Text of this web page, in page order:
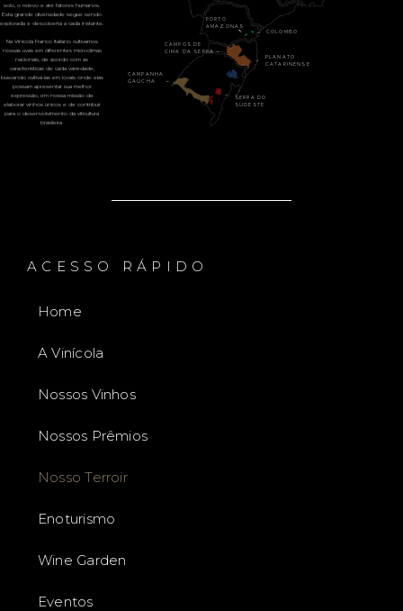
solo, o relevo e até fatores humanos.
Esta grande diversidade segue sendo
explorada e descoberta a cada instante.
Na Vinícola Franco Italiano cultivamos
nossas uvas em diferentes microclimas
nacionais, de acordo com as
características de cada variedade,
buscando cultivá-las em locais onde elas
possam apresentar sua melhor
expressão, em nossa missão de
elaborar vinhos únicos e de contribuir
para o desenvolvimento da viticultura
brasileira.
COLOMBO
SERRA DO
SUDESTE
CAMPOS DE
CIMA DA SERRA
PORTO
AMAZONAS
CAMPANHA
GAÚCHA
PLANATO
CATARINENSE
→
→
→
↖
←
←
ACESSO RÁPIDO
Home
A Vinícola
Nossos Vinhos
Nossos Prêmios
Nosso Terroir
Enoturismo
Wine Garden
Eventos